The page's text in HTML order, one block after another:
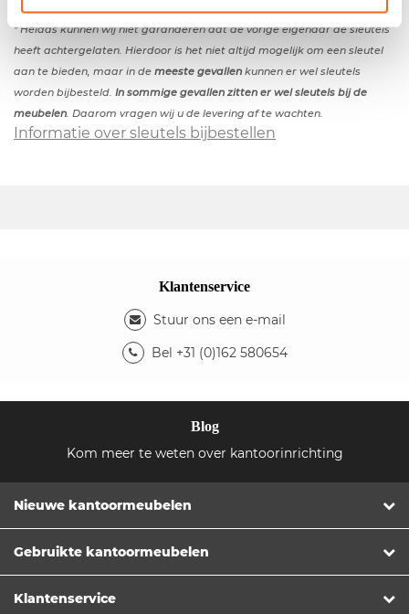
- Breedte: 120cm - Diepte: 45cm - Hoogte: 198cm
* Helaas kunnen wij niet garanderen dat de vorige eigenaar de sleutels
heeft achtergelaten. Hierdoor is het niet altijd mogelijk om een sleutel
aan te bieden, maar in de meeste gevallen kunnen er wel sleutels
worden bijbesteld. In sommige gevallen zitten er wel sleutels bij de
meubelen . Daarom vragen wij u de levering af te wachten.
Informatie over sleutels bijbestellen
Klantenservice
Stuur ons een e-mail
Bel +31 (0)162 580654
Blog
Kom meer te weten over kantoorinrichting
Nieuwe kantoormeubelen
Gebruikte kantoormeubelen
Klantenservice